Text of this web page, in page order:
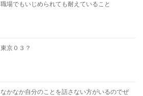
職場でもいじめられても耐えていること
東京０３？
なかなか自分のことを話さない方がいるのでぜ